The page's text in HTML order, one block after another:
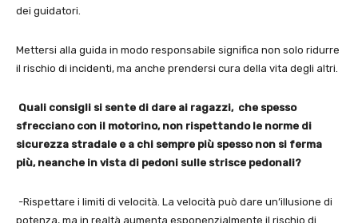
dei guidatori.
Mettersi alla guida in modo responsabile significa non solo ridurre
il rischio di incidenti, ma anche prendersi cura della vita degli altri.
Quali consigli si sente di dare ai ragazzi, che spesso
sfrecciano con il motorino, non rispettando le norme di
sicurezza stradale e a chi sempre più spesso non si ferma
più, neanche in vista di pedoni sulle strisce pedonali?
-Rispettare i limiti di velocità. La velocità può dare un’illusione di
potenza, ma in realtà aumenta esponenzialmente il rischio di